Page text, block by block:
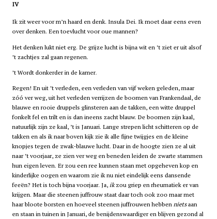
IV
Ik zit weer voor m’n haard en denk. Insula Dei. Ik moet daar eens even
over denken. Een toevlucht voor oue mannen?
Het denken lukt niet erg. De grijze lucht is bijna wit en ’t ziet er uit alsof
’t zachtjes zal gaan regenen.
’t Wordt donkerder in de kamer.
Regen! En uit ’t verleden, een verleden van vijf weken geleden, maar
zóó ver weg, uit het verleden verrijzen de boomen van Frankendaal, de
blauwe en rooie druppels glinsteren aan de takken, een witte druppel
fonkelt fel en trilt en is dan ineens zacht blauw. De boomen zijn kaal,
natuurlijk zijn ze kaal, ’t is Januari. Lange strepen licht schitteren op de
takken en als ik naar boven kijk zie ik alle fijne twijgjes en de kleine
knopjes tegen de zwak-blauwe lucht. Daar in de hoogte zien ze al uit
naar ’t voorjaar, ze zien ver weg en beneden leiden de zwarte stammen
hun eigen leven. Er zou een ree kunnen staan met opgeheven kop en
kinderlijke oogen en waarom zie ik nu niet eindelijk eens dansende
feeën? Het is toch bijna voorjaar. Ja,ikzou griep en rheumatiek er van
krijgen. Maar die steenen juffrouw staat daar toch ook zoo maar met
haar bloote borsten en hoeveel steenen juffrouwen hebbennietsaan
en staan in tuinen in Januari, de benijdenswaardiger en blijven gezond al